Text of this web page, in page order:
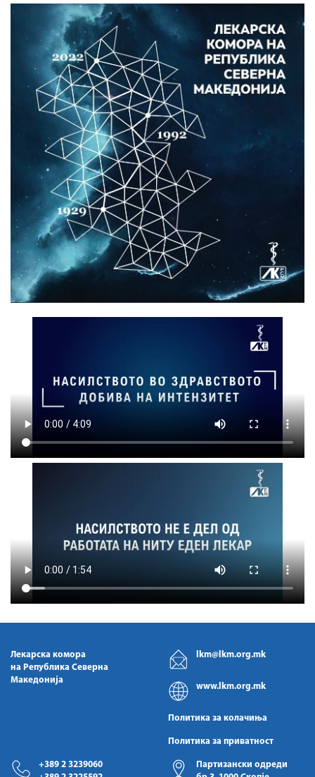
Лекарска комора
на Република Северна
Македонија
lkm@lkm.org.mk
www.lkm.org.mk
Политика за колачиња
Политика за приватност
+389 2 3239060
Партизански одреди